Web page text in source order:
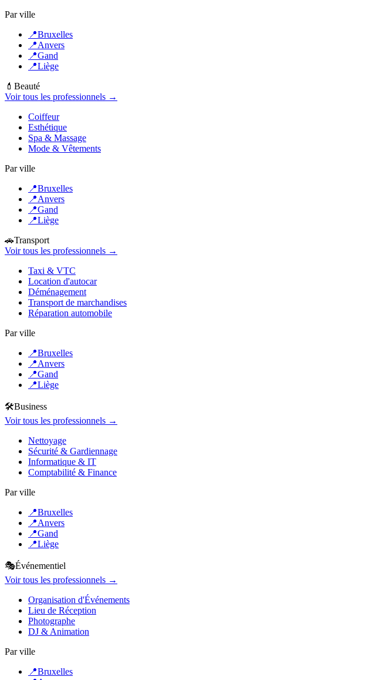
Par ville
📍Bruxelles
📍Anvers
📍Gand
📍Liège
💄 Beauté
Voir tous les professionnels →
Coiffeur
Esthétique
Spa & Massage
Mode & Vêtements
Par ville
📍Bruxelles
📍Anvers
📍Gand
📍Liège
🚗Transport
Voir tous les professionnels →
Taxi & VTC
Location d'autocar
Déménagement
Transport de marchandises
Réparation automobile
Par ville
📍Bruxelles
📍Anvers
📍Gand
📍Liège
🛠️Business
Voir tous les professionnels →
Nettoyage
Sécurité & Gardiennage
Informatique & IT
Comptabilité & Finance
Par ville
📍Bruxelles
📍Anvers
📍Gand
📍Liège
🎭Événementiel
Voir tous les professionnels →
Organisation d'Événements
Lieu de Réception
Photographe
DJ & Animation
Par ville
📍Bruxelles